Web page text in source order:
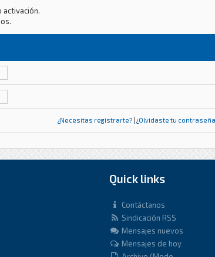
¿Necesitas registrarte? | ¿Olvidaste tu
Quick links
Contáctanos
Sindicación RSS
Mensajes nuevos
Mensajes de hoy